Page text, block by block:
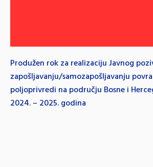
Produžen rok za realizaciju Javnog
zapošljavanju/samozapošljavanju
poljoprivredi na području Bosne i
2024. – 2025. godina